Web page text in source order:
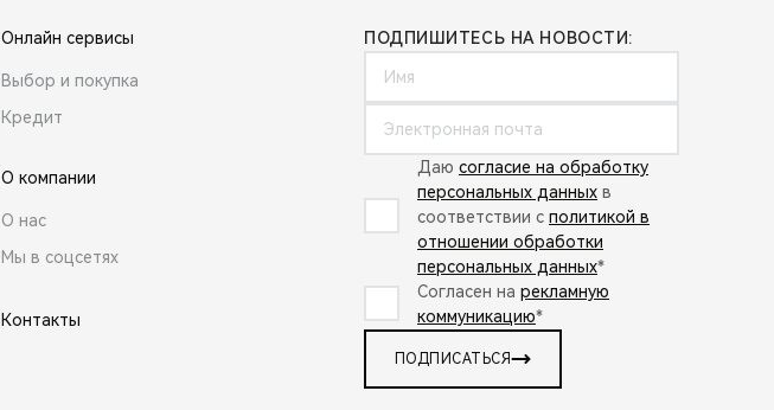
Онлайн сервисы
Выбор и покупка
Кредит
О компании
О нас
Мы в соцсетях
Контакты
ПОДПИШИТЕСЬ НА НОВОСТИ:
Даю согласие на обработку
персональных данных в
соответствии с политикой в
отношении обработки
персональных данных*
Согласен на рекламную
коммуникацию*
ПОДПИСАТЬСЯ